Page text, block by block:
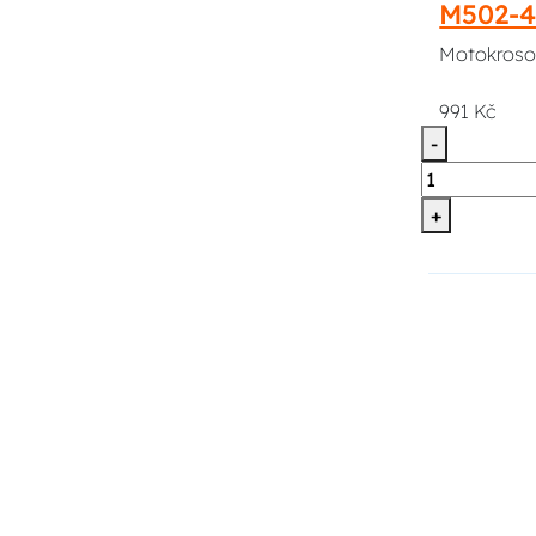
M502-
991 Kč
-
+